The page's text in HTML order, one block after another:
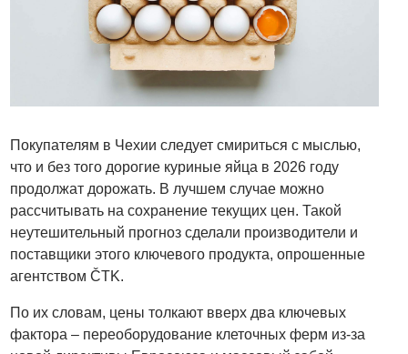
Покупателям в Чехии следует смириться с мыслью,
что и без того дорогие куриные яйца в 2026 году
продолжат дорожать. В лучшем случае можно
рассчитывать на сохранение текущих цен. Такой
неутешительный прогноз сделали производители и
поставщики этого ключевого продукта, опрошенные
агентством ČTK.
По их словам, цены толкают вверх два ключевых
фактора – переоборудование клеточных ферм из-за